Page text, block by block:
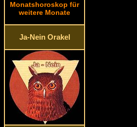
Monatshoroskop für
weitere Monate
Ja-Nein Orakel